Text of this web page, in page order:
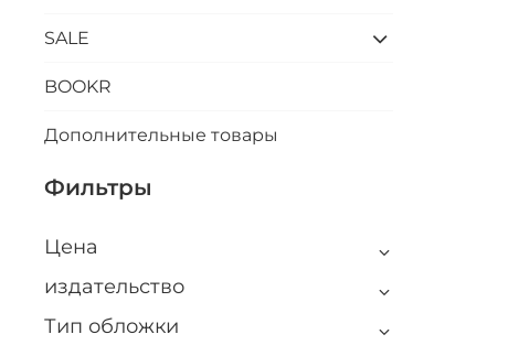
SALE
BOOKR
Дополнительные товары
Фильтры
Цена
издательство
Тип обложки